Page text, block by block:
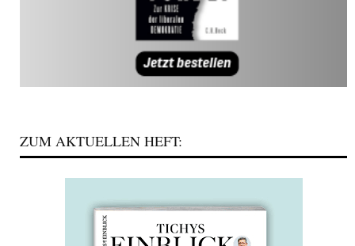
ZUM AKTUELLEN HEFT: